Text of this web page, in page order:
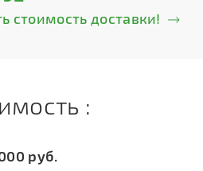
стоимость доставки!
:
руб.